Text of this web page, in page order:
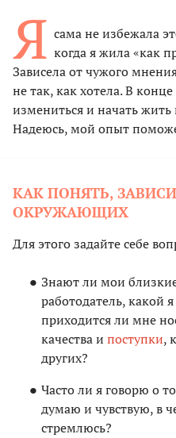
Я сама не избежала
когда я жила «как
Зависела от чужого
не так, как хотела. В
измениться и начать
Надеюсь, мой опыт
КАК ПОНЯТЬ,
ОКРУЖАЮЩИХ
Для этого задайте себе
Знают ли мои
работодатель, какой
приходится ли мне
качества и поступки,
других?
Часто ли я говорю о
думаю и чувствую, в
стремлюсь?